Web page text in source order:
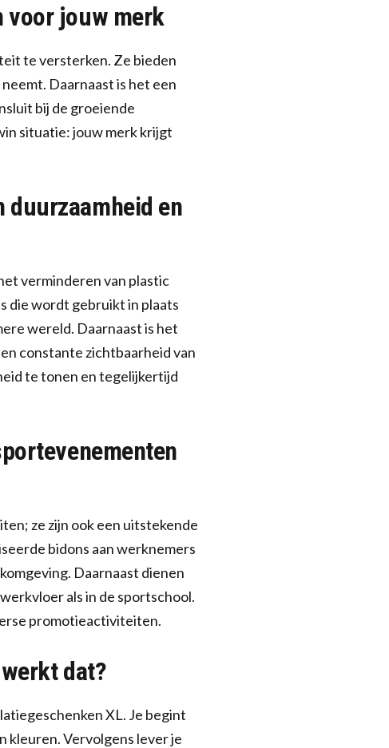
voor jouw merk
te versterken. Ze bieden
Daarnaast is het een
bij de groeiende
situatie: jouw merk krijgt
duurzaamheid en
verminderen van plastic
die wordt gebruikt in plaats
wereld. Daarnaast is het
constante zichtbaarheid van
te tonen en tegelijkertijd
ze zijn ook een uitstekende
bidons aan werknemers
Daarnaast dienen
als in de sportschool.
promotieactiviteiten.
dat?
XL. Je begint
kleuren. Vervolgens lever je